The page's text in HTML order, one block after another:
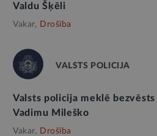
Valdu Šķēli
Vakar, Drošība
VALSTS POLICIJA
Valsts policija meklē
Vadimu Mileško
Vakar, Drošība